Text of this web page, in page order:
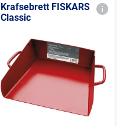
Krafsebrett FISKARS
Classic